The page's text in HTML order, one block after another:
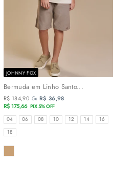
JOHNNY FOX
Bermuda em Linho Santo...
R$ 184,90 5x R$ 36,98
R$ 175,66 PIX 5% OFF
TAMANHOS
04 06 08 10 12 14
16
18
COR